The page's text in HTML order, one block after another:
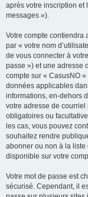
après votre inscription et
messages »).
Votre compte contiendra
par « votre nom
de vous connecter à
passe ») et une adresse
compte sur « CasusNO
données applicables
informations, en-dehors
votre adresse de
obligatoires ou
les cas, vous pouvez
souhaitez rendre
abonner ou non à la
disponible sur votre
Votre mot de passe est
sécurisé. Cependant, il